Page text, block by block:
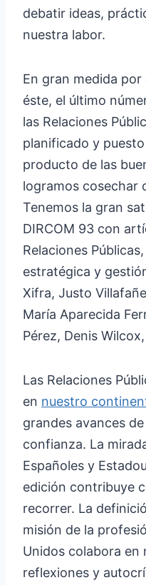
debatir ideas,
nuestra labor.
En gran medida por
éste, el último
las Relaciones
planificado y
producto de las
logramos cosechar
Tenemos la gran
DIRCOM 93 con
Relaciones
estratégica y
Xifra, Justo
María Aparecida
Pérez, Denis
Las Relaciones
en nuestro
grandes avances
confianza. La
Españoles y
edición contribuye
recorrer. La
misión de la
Unidos colabora en
reflexiones y